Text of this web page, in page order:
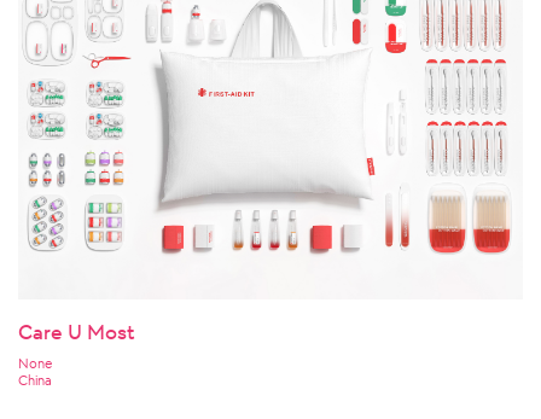
Care U Most
None
China